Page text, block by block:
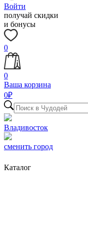
Войти
получай скидки
и бонусы
0
0
Ваша корзина
0₽
Владивосток
сменить город
Каталог